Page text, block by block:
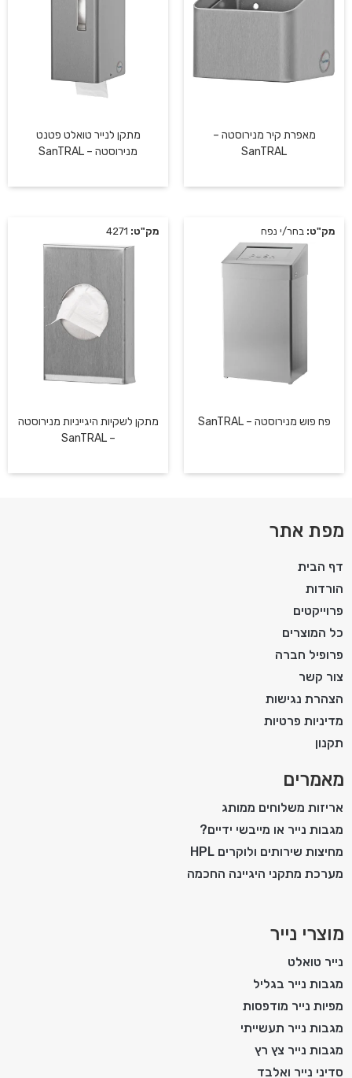
מאפרת קיר מנירוסטה –
SanTRAL
מתקן לנייר טואלט פטנט
מנירוסטה – SanTRAL
מק"ט: בחר/י נפח
פח פוש מנירוסטה – SanTRAL
מק"ט:
מתקן לשקיות היגייניות מנירוסטה
– SanTRAL
מפת אתר
דף הבית
הורדות
פרוייקטים
כל המוצרים
פרופיל חברה
צור קשר
הצהרת נגישות
מדיניות פרטיות
תקנון
מאמרים
אריזות משלוחים ממותג
מגבות נייר או מייבשי ידיים?
מחיצות שירותים ולוקרים HPL
מערכת מתקני היגיינה החכמה
מוצרי נייר
נייר טואלט
מגבות נייר בגליל
מפיות נייר מודפסות
מגבות נייר תעשייתי
מגבות נייר צץ רץ
סדיני נייר ואלבד